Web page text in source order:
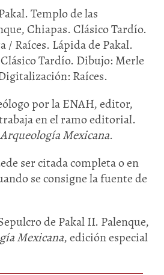
Templo de las
Chiapas. Clásico Tardío.
/ Raíces. Lápida de Pakal.
Tardío. Dibujo: Merle
Raíces.
por la ENAH, editor,
en el ramo editorial.
Arqueología Mexicana.
ser citada completa o en
se consigne la fuente de
de Pakal II. Palenque,
Mexicana, edición especial